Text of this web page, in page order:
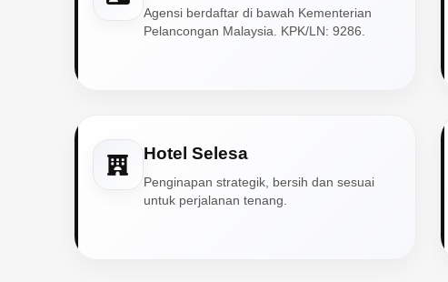
Agensi berdaftar di bawah Kementerian
Pelancongan Malaysia. KPK/LN: 9286.
Hotel Selesa
Penginapan strategik, bersih dan sesuai
untuk perjalanan tenang.